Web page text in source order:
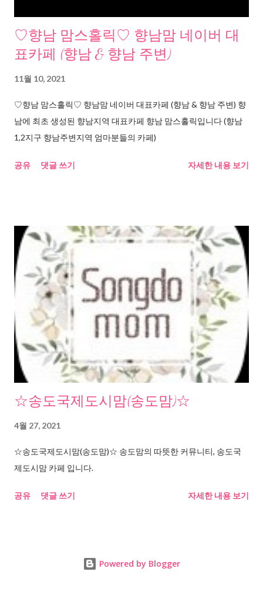
♡향남 맘스홀릭♡ 향남맘 네이버 대
표카페 (향남 & 향남 주변)
11월 10, 2021
♡향남 맘스홀릭♡ 향남맘 네이버 대표카페 (향남 & 향남 주변) 향
남에 최초 생성된 향남지역 대표카페 향남 맘스홀릭입니다 (향남
1,2지구 향남주변지역 엄마분들의 카페)
공유 댓글 쓰기 자세한 내용 보기
☆송도국제도시맘(송도맘)☆
4월 27, 2021
☆송도국제도시맘(송도맘)☆ 송도맘의 따뜻한 커뮤니티, 송도국
제도시맘 카페 입니다.
공유 댓글 쓰기 자세한 내용 보기
Powered by Blogger